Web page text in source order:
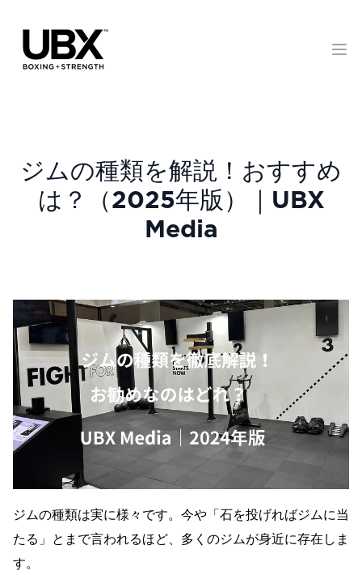
ジムの種類を解説！おすすめ
は？（2025年版）｜UBX
Media
ジムの種類は実に様々です。今や「石を投げればジムに当
たる」とまで言われるほど、多くのジムが身近に存在しま
す。